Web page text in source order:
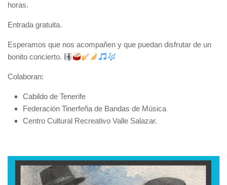
horas.
Entrada gratuita.
Esperamos que nos acompañen y que puedan disfrutar de un
bonito concierto.
Colaboran:
Cabildo de Tenerife
Federación Tinerfeña de Bandas de Música
Centro Cultural Recreativo Valle Salazar.